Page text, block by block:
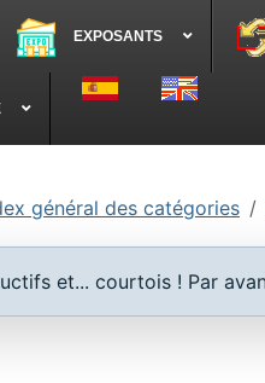
EXPOSANTS
Sélectionnez votre
général des catégories
et... courtois ! Par